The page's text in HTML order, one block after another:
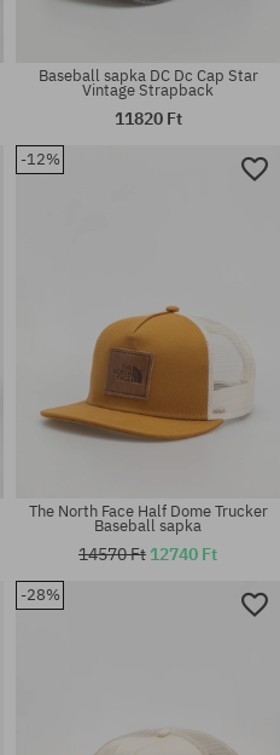
Elérhető méretek:
Baseball sapka DC Dc Cap Star
Vintage Strapback
11820 Ft
-12%
The North Face Half Dome Trucker
Baseball sapka
14570 Ft 12740 Ft
-28%